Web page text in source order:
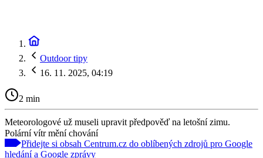
Outdoor tipy
16. 11. 2025, 04:19
2 min
Meteorologové už museli upravit předpověď na letošní zimu.
Polární vítr mění chování
Přidejte si obsah Centrum.cz do oblíbených zdrojů pro Google
hledání a Google zprávy